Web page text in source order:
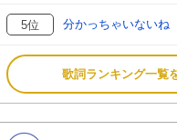
5位 分かっちゃいないね
歌詞ランキング一覧